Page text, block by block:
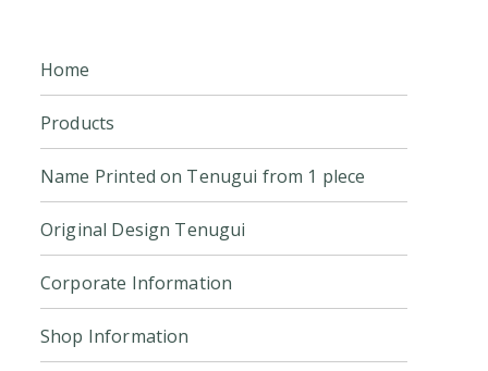
Home
Products
Name Printed on Tenugui from 1 plece
Original Design Tenugui
Corporate Information
Shop Information